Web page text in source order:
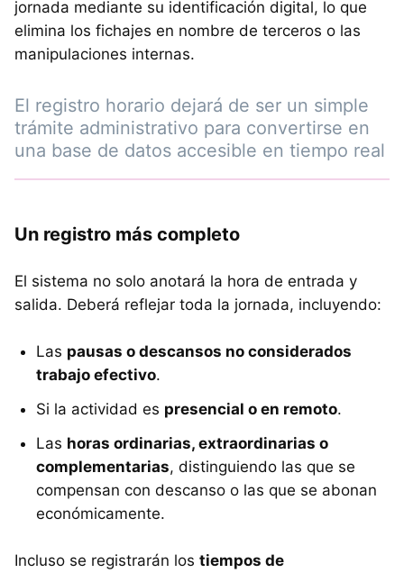
jornada mediante su identificación digital, lo que
elimina los fichajes en nombre de terceros o las
manipulaciones internas.
El registro horario dejará de ser un simple
trámite administrativo para convertirse en
una base de datos accesible en tiempo real
Un registro más completo
El sistema no solo anotará la hora de entrada y
salida. Deberá reflejar toda la jornada, incluyendo:
Las pausas o descansos no considerados
trabajo efectivo.
Si la actividad es presencial o en remoto.
Las horas ordinarias, extraordinarias o
complementarias, distinguiendo las que se
compensan con descanso o las que se abonan
económicamente.
Incluso se registrarán los tiempos de